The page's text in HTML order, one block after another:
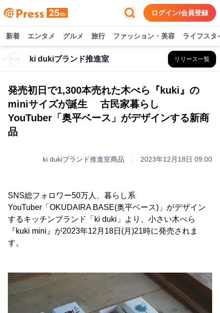
ログイン/会員登録
新着 エンタメ グルメ 旅行 ファッション・美容 ライフスタ
ki dukiブランド推進室 リリース一覧
発売初日で1,300本売れた木べら『kuki』の
miniサイズが誕生 古民家暮らし
YouTuber「奥平ベース」がデザインする新商
品
ki dukiブランド推進室商品 2023年12月18日 09:00
SNS総フォロワー50万人、暮らし系
YouTuber「OKUDAIRA BASE(奥平ベース)」がデザイン
するキッチンブランド「ki duki」より、小さい木べら
『kuki mini』が2023年12月18日(月)21時に発売されま
す。